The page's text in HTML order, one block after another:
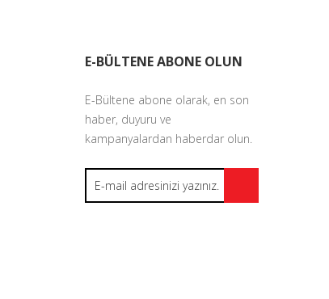
E-BÜLTENE ABONE OLUN
E-Bültene abone olarak, en son
haber, duyuru ve
kampanyalardan haberdar olun.